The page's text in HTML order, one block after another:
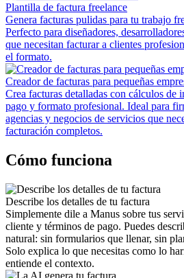
Plantilla de factura freelance
Genera facturas pulidas para tu trabajo
Perfecto para diseñadores,
que necesitan facturar a clientes
el formato.
Creador de facturas para pequeñas
Crea facturas detalladas con cálculos de
pago y formato profesional. Ideal para
agencias y negocios de servicios que
facturación completos.
Cómo funciona
Describe los detalles de tu factura
Simplemente dile a Manus sobre tus
cliente y términos de pago. Puedes
natural: sin formularios que llenar, sin
Solo explica lo que necesitas como lo
entiende el contexto.